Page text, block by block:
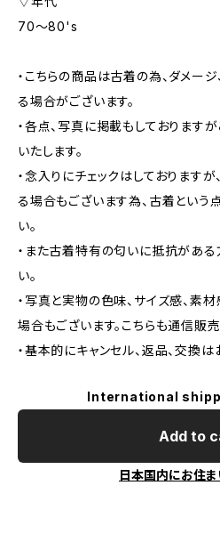
70〜80's
・こちらの商品は古着の為、ダメー
る場合がございます。
・各点、写真に掲載もしております
いたします。
・念入りにチェックはしております
る場合もございます為、古着という
い。
・また古着特有の匂いに抵抗があ
い。
・写真と実物の色味、サイズ感、素
場合もございます。こちらも通信販
・基本的にキャンセル、返品、交換は
International
Add to
日本国内にお住